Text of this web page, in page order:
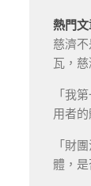
熱門文
慈濟
瓦，
「我
用者
「財
體，是